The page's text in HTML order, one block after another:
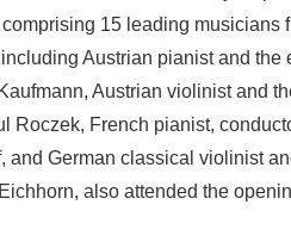
15 leading musicians
Austrian pianist and the
Austrian violinist and
Roczek, French pianist,
and German classical violinist
also attended the